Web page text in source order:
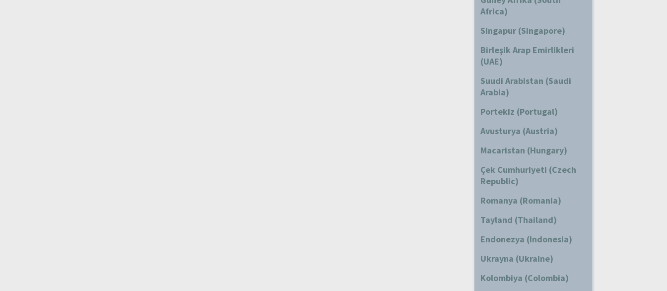
Africa)
Singapur (Singapore)
Birleşik Arap Emirlikleri
(UAE)
Suudi Arabistan (Saudi
Arabia)
Portekiz (Portugal)
Avusturya (Austria)
Macaristan (Hungary)
Çek Cumhuriyeti (Czech
Republic)
Romanya (Romania)
Tayland (Thailand)
Endonezya (Indonesia)
Ukrayna (Ukraine)
Kolombiya (Colombia)